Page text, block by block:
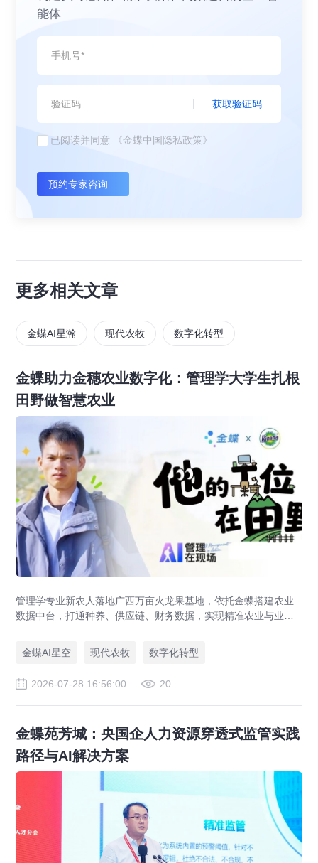
能体
获取验证码
已阅读并同意 《金蝶中国隐私政策》
预约专家咨询
更多相关文章
金蝶AI星瀚 现代农牧 数字化转型
金蝶助力金穗农业数字化：管理学大学生扎根
田野做智慧农业
管理学专业新农人落地广西万亩火龙果基地，依托金蝶搭建农业
数据中台，打通种养、供应链、财务数据，实现精准农业与业财
金蝶AI星空
现代农牧 数字化转型
2026-07-28 16:56:00 20
金蝶苑芳城：央国企人力资源穿透式监管实践
路径与AI解决方案